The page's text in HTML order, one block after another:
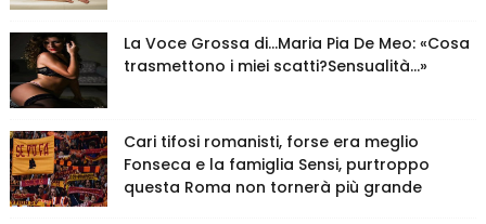
La Voce Grossa di…Maria Pia De Meo: «Cosa
trasmettono i miei scatti?Sensualità…»
Cari tifosi romanisti, forse era meglio
Fonseca e la famiglia Sensi, purtroppo
questa Roma non tornerà più grande